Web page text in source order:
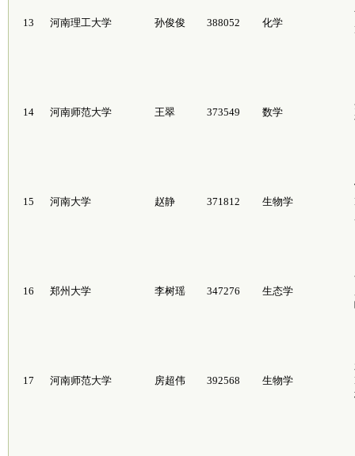
13 河南理工大学 孙俊俊 388052 化学
14 河南师范大学 王翠 373549 数学
15 河南大学 赵静 371812 生物学
16 郑州大学 李树瑶 347276 生态学
17 河南师范大学 房超伟 392568 生物学